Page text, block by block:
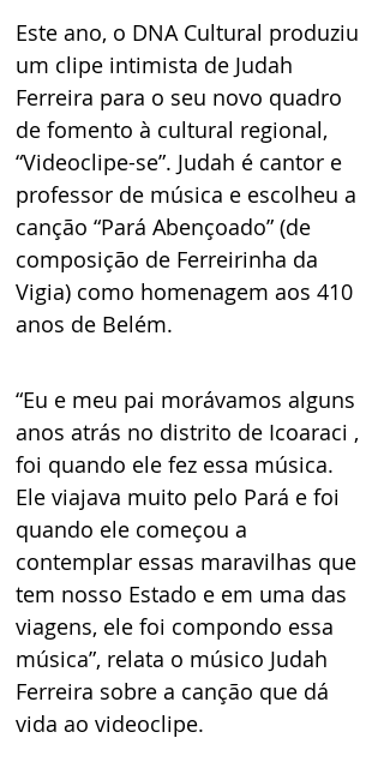
Este ano, o DNA Cultural produziu
um clipe intimista de Judah
Ferreira para o seu novo quadro
de fomento à cultural regional,
“Videoclipe-se”. Judah é cantor e
professor de música e escolheu a
canção “Pará Abençoado” (de
composição de Ferreirinha da
Vigia) como homenagem aos 410
anos de Belém.
“Eu e meu pai morávamos alguns
anos atrás no distrito de Icoaraci ,
foi quando ele fez essa música.
Ele viajava muito pelo Pará e foi
quando ele começou a
contemplar essas maravilhas que
tem nosso Estado e em uma das
viagens, ele foi compondo essa
música”, relata o músico Judah
Ferreira sobre a canção que dá
vida ao videoclipe.